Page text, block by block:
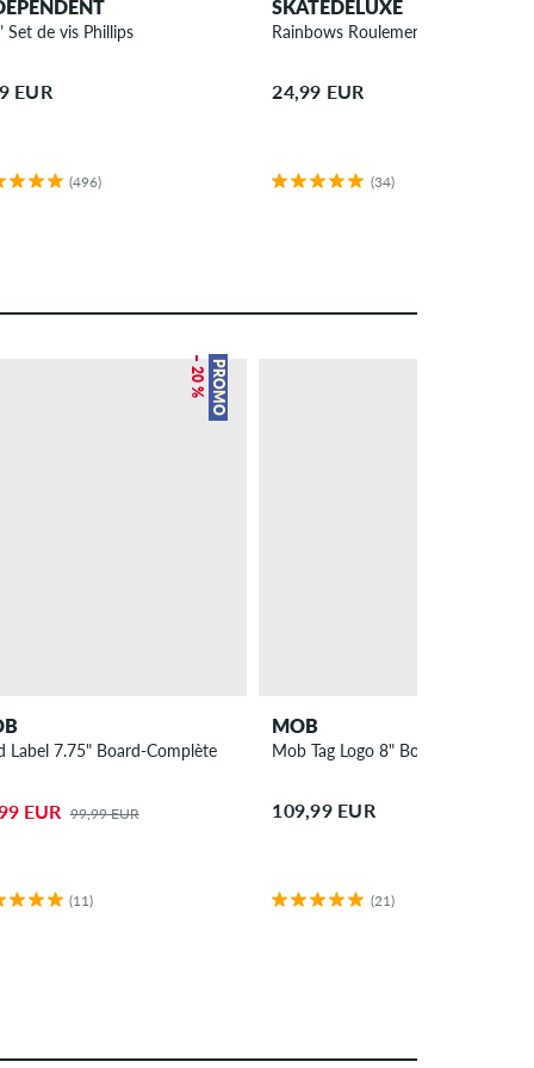
Set de vis Phillips
EUR
(496)
SKATEDELUXE
Rainbows Roulements
24,99 EUR
(34)
PROMO
– 20 %
Label 7.75" Board-Complète
EUR 99,99 EUR
(11)
MOB
Mob Tag Logo 8" Board-Complète
109,99 EUR
(21)